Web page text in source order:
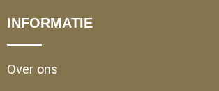
INFORMATIE
Over ons